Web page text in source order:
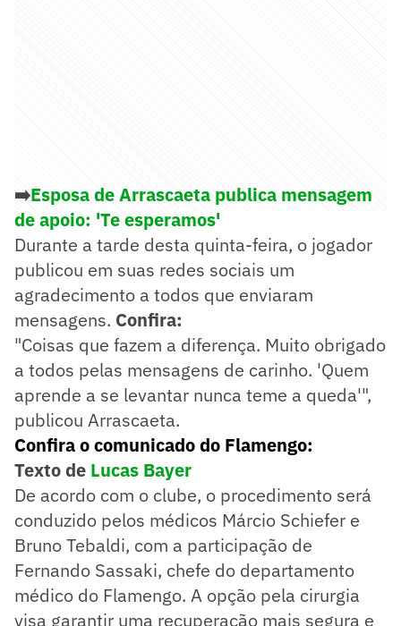
➡️Esposa de Arrascaeta publica mensagem
de apoio: 'Te esperamos'
Durante a tarde desta quinta-feira, o jogador
publicou em suas redes sociais um
agradecimento a todos que enviaram
mensagens. Confira:
"Coisas que fazem a diferença. Muito obrigado
a todos pelas mensagens de carinho. 'Quem
aprende a se levantar nunca teme a queda'",
publicou Arrascaeta.
Confira o comunicado do Flamengo:
Texto de Lucas Bayer
De acordo com o clube, o procedimento será
conduzido pelos médicos Márcio Schiefer e
Bruno Tebaldi, com a participação de
Fernando Sassaki, chefe do departamento
médico do Flamengo. A opção pela cirurgia
visa garantir uma recuperação mais segura e